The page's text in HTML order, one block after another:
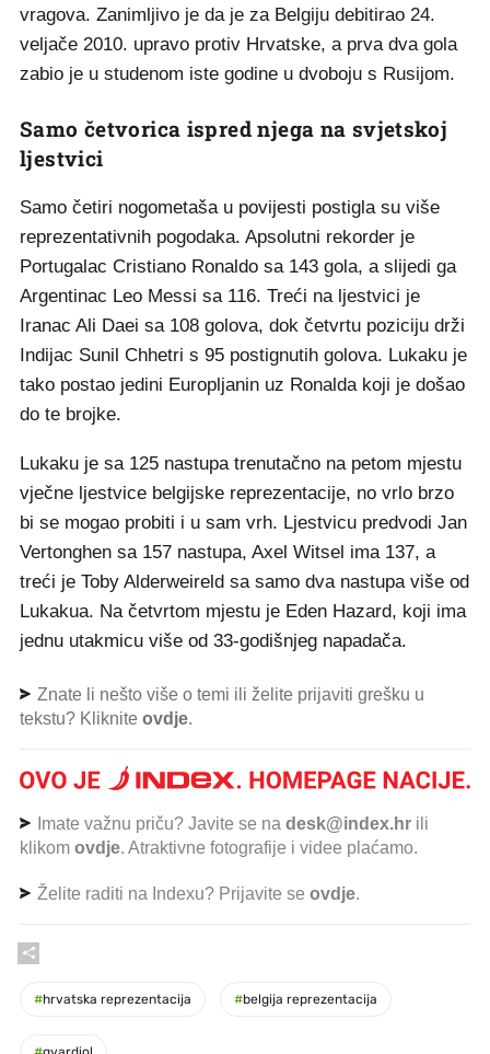
vragova. Zanimljivo je da je za Belgiju debitirao 24.
veljače 2010. upravo protiv Hrvatske, a prva dva gola
zabio je u studenom iste godine u dvoboju s Rusijom.
Samo četvorica ispred njega na svjetskoj
ljestvici
Samo četiri nogometaša u povijesti postigla su više
reprezentativnih pogodaka. Apsolutni rekorder je
Portugalac Cristiano Ronaldo sa 143 gola, a slijedi ga
Argentinac Leo Messi sa 116. Treći na ljestvici je
Iranac Ali Daei sa 108 golova, dok četvrtu poziciju drži
Indijac Sunil Chhetri s 95 postignutih golova. Lukaku je
tako postao jedini Europljanin uz Ronalda koji je došao
do te brojke.
Lukaku je sa 125 nastupa trenutačno na petom mjestu
vječne ljestvice belgijske reprezentacije, no vrlo brzo
bi se mogao probiti i u sam vrh. Ljestvicu predvodi Jan
Vertonghen sa 157 nastupa, Axel Witsel ima 137, a
treći je Toby Alderweireld sa samo dva nastupa više od
Lukakua. Na četvrtom mjestu je Eden Hazard, koji ima
jednu utakmicu više od 33-godišnjeg napadača.
Znate li nešto više o temi ili želite prijaviti grešku u
tekstu? Kliknite ovdje.
Imate važnu priču? Javite se na desk@index.hr ili
klikom ovdje. Atraktivne fotografije i videe plaćamo.
Želite raditi na Indexu? Prijavite se ovdje.
#hrvatska reprezentacija #belgija reprezentacija